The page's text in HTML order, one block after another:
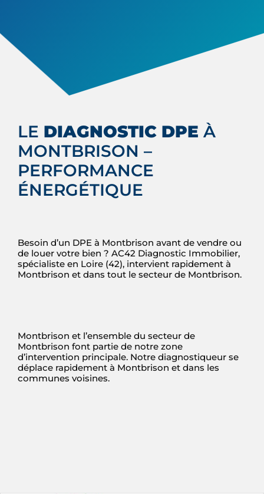
LE DIAGNOSTIC DPE À
MONTBRISON –
PERFORMANCE
ÉNERGÉTIQUE
Besoin d’un DPE à Montbrison avant de vendre ou
de louer votre bien ? AC42 Diagnostic Immobilier,
spécialiste en Loire (42), intervient rapidement à
Montbrison et dans tout le secteur de Montbrison.
Montbrison et l’ensemble du secteur de
Montbrison font partie de notre zone
d’intervention principale. Notre diagnostiqueur se
déplace rapidement à Montbrison et dans les
communes voisines.